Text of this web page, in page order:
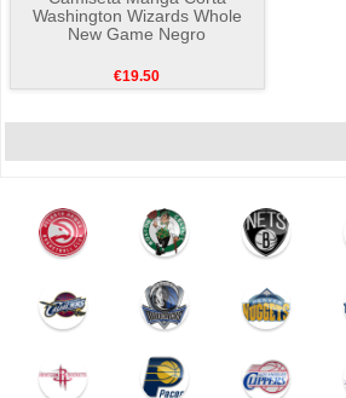
Washington Wizards Whole
New Game Negro
€19.50